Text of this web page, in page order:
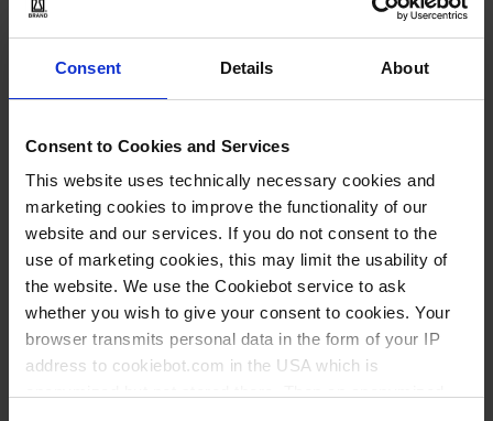
Consent Details About
Consent to Cookies and Services
This website uses technically necessary cookies and
marketing cookies to improve the functionality of our
website and our services. If you do not consent to the
use of marketing cookies, this may limit the usability of
the website. We use the Cookiebot service to ask
whether you wish to give your consent to cookies. Your
browser transmits personal data in the form of your IP
address to cookiebot.com in the USA which is
1 pièce
DEMANDE
22522
25 ml